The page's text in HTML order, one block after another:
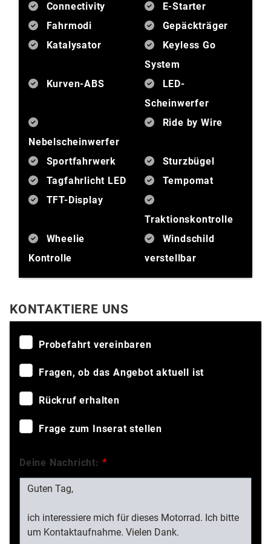
Connectivity
E-Starter
Fahrmodi
Gepäckträger
Katalysator
Keyless Go
System
Kurven-ABS
LED-
Scheinwerfer
Nebelscheinwerfer
Ride by Wire
Sportfahrwerk
Sturzbügel
Tagfahrlicht LED
Tempomat
TFT-Display
Traktionskontrolle
Wheelie
Kontrolle
Windschild
verstellbar
KONTAKTIERE UNS
Probefahrt vereinbaren
Fragen, ob das Angebot aktuell ist
Rückruf erhalten
Frage zum Inserat stellen
Deine Nachricht: *